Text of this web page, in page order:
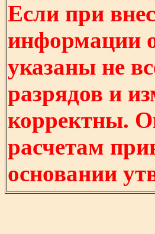
Если при
информации
указаны не
разрядов и
корректны.
расчетам
основании